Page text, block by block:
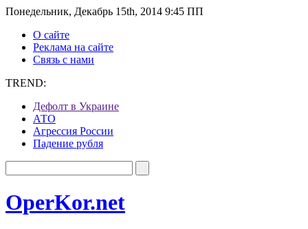
Понедельник, Декабрь 15th, 2014 9:45 ПП
О сайте
Реклама на сайте
Связь с нами
TREND:
Дефолт в Украине
АТО
Агрессия России
Падение рубля
OperKor.net